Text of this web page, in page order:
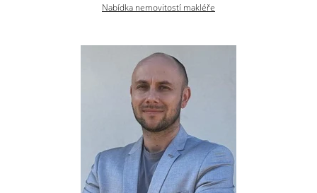
Nabídka nemovitostí makléře